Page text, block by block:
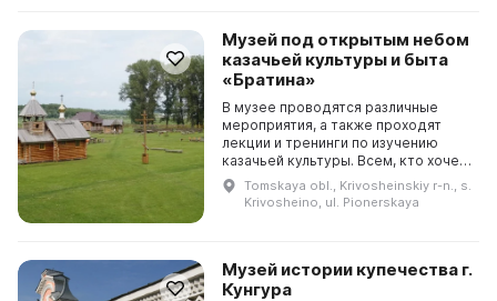
Музей под открытым небом
казачьей культуры и быта
«Братина»
В музее проводятся различные
мероприятия, а также проходят
лекции и тренинги по изучению
казачьей культуры. Всем, кто хочет
узнать о казачьей культуре и быте,
музей «Братина» предлагает
приятное и поз...
Tomskaya obl., Krivosheinskiy r-n., s.
Krivosheino, ul. Pionerskaya
Музей истории купечества г.
Кунгура